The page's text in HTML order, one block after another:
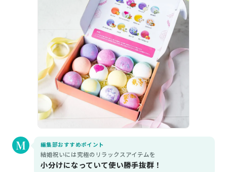
編集部おすすめポイント
結婚祝いには究極のリラックスアイテムを
小分けになっていて使い勝手抜群！